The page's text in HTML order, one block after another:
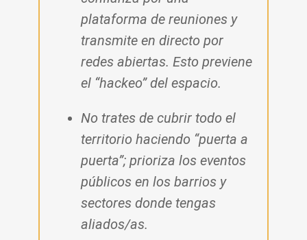
plataforma de reuniones y
transmite en directo por
redes abiertas. Esto previene
el “hackeo” del espacio.
No trates de cubrir todo el
territorio haciendo “puerta a
puerta”; prioriza los eventos
públicos en los barrios y
sectores donde tengas
aliados/as.